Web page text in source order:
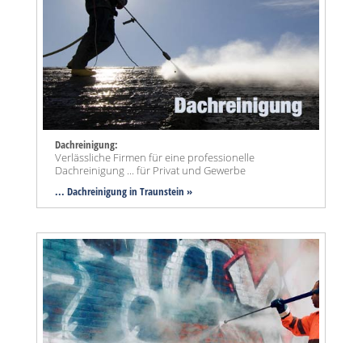
Dachreinigung:
Verlässliche Firmen für eine professionelle
Dachreinigung ... für Privat und Gewerbe
... Dachreinigung in Traunstein »